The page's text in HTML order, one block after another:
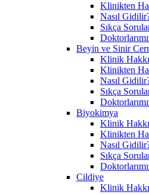
Klinikten
Nasıl
Sıkça
Beyin ve Sinir
Klinik
Klinikten
Nasıl
Sıkça
Biyokimya
Klinik
Klinikten
Nasıl
Sıkça
Cildiye
Klinik